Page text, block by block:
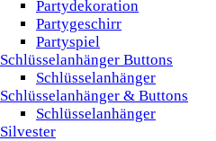
Partydekoration
Partygeschirr
Partyspiel
Schlüsselanhänger Buttons
Schlüsselanhänger
Schlüsselanhänger & Buttons
Schlüsselanhänger
Silvester